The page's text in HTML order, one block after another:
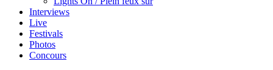
Interviews
Live
Festivals
Photos
Concours